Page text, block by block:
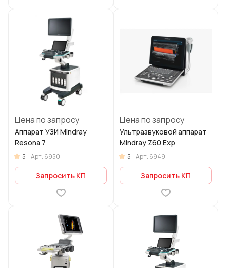
Цена по запросу
Аппарат УЗИ Mindray
Resona 7
5 Арт. 6950
Запросить КП
Цена по запросу
Ультразвуковой аппарат
Mindray Z60 Exp
5 Арт. 6949
Запросить КП